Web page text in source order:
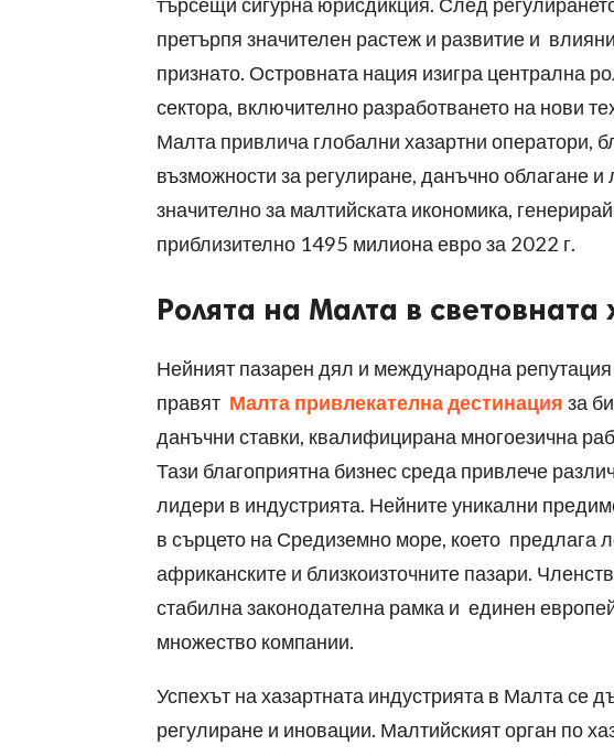
претърпя значителен растеж и развитие и
признато. Островната нация изигра централна
сектора, включително разработването на нови
Малта привлича глобални хазартни оператори,
възможности за регулиране, данъчно облагане
значително за малтийската икономика,
приблизително 1495 милиона евро за 2022 г.
Ролята на Малта в
Нейният пазарен дял и международна
правят Малта привлекателна дестинация за
данъчни ставки, квалифицирана многоезична
Тази благоприятна бизнес среда привлече
лидери в индустрията. Нейните уникални
в сърцето на Средиземно море, което предлага
африканските и близкоизточните пазари.
стабилна законодателна рамка и единен
множество компании.
Успехът на хазартната индустрията в Малта се
регулиране и иновации. Малтийският орган по